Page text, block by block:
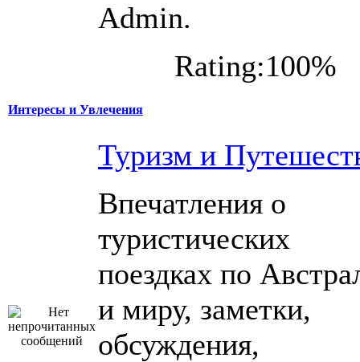
Admin.
Rating:100%
Интересы и Увлечения
Туризм и
Впечатления о
туристических
поездках по
и миру, заметки,
обсуждения,